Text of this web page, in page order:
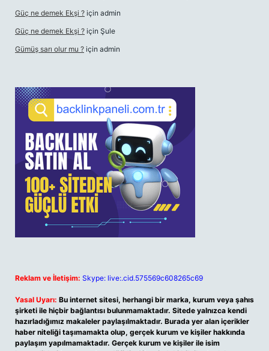
Güç ne demek Ekşi ? için admin
Güç ne demek Ekşi ? için Şule
Gümüş sarı olur mu ? için admin
Reklam ve İletişim: Skype: live:.cid.575569c608265c69
Yasal Uyarı: Bu internet sitesi, herhangi bir marka, kurum veya şahıs
şirketi ile hiçbir bağlantısı bulunmamaktadır. Sitede yalnızca kendi
hazırladığımız makaleler paylaşılmaktadır. Burada yer alan içerikler
haber niteliği taşımamakta olup, gerçek kurum ve kişiler hakkında
paylaşım yapılmamaktadır. Gerçek kurum ve kişiler ile isim